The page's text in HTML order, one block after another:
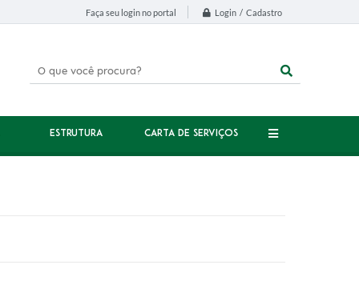
Faça seu login no portal Login / Cadastro
ESTRUTURA CARTA DE SERVIÇOS